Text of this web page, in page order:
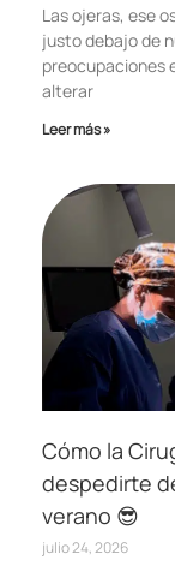
Las ojeras, ese
justo debajo de
preocupaciones
alterar
Leer más »
Cómo la
despedirte
verano 😎
julio 24, 2026